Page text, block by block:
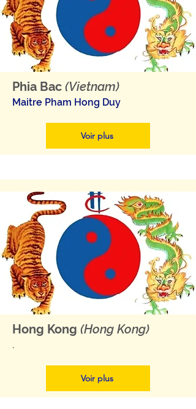
Phia Bac (Vietnam)
Maitre Pham Hong Duy
Voir plus
Hong Kong (Hong Kong)
.
Voir plus